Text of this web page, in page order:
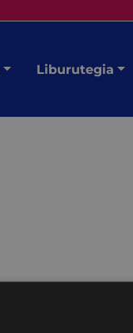
Liburutegia